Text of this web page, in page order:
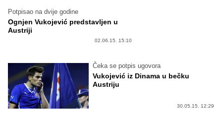
Potpisao na dvije godine
Ognjen Vukojević predstavljen u
Austriji
02.06.15. 15:10
Čeka se potpis ugovora
Vukojević iz Dinama u bečku
Austriju
30.05.15. 12:29